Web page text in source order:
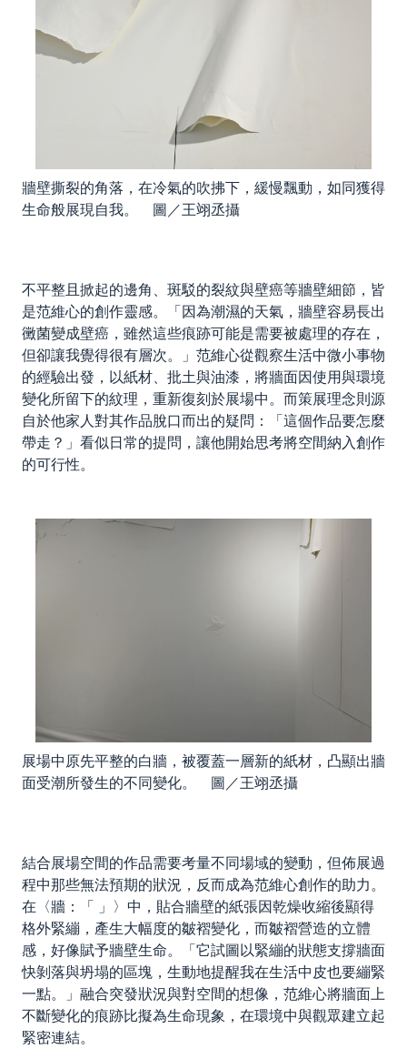
牆壁撕裂的角落，在冷氣的吹拂下，緩慢飄動，如同獲得
生命般展現自我。 圖／王翊丞攝
不平整且掀起的邊角、斑駁的裂紋與壁癌等牆壁細節，皆
是范維心的創作靈感。「因為潮濕的天氣，牆壁容易長出
黴菌變成壁癌，雖然這些痕跡可能是需要被處理的存在，
但卻讓我覺得很有層次。」范維心從觀察生活中微小事物
的經驗出發，以紙材、批土與油漆，將牆面因使用與環境
變化所留下的紋理，重新復刻於展場中。而策展理念則源
自於他家人對其作品脫口而出的疑問：「這個作品要怎麼
帶走？」看似日常的提問，讓他開始思考將空間納入創作
的可行性。
展場中原先平整的白牆，被覆蓋一層新的紙材，凸顯出牆
面受潮所發生的不同變化。 圖／王翊丞攝
結合展場空間的作品需要考量不同場域的變動，但佈展過
程中那些無法預期的狀況，反而成為范維心創作的助力。
在〈牆：「 」〉中，貼合牆壁的紙張因乾燥收縮後顯得
格外緊繃，產生大幅度的皺褶變化，而皺褶營造的立體
感，好像賦予牆壁生命。「它試圖以緊繃的狀態支撐牆面
快剝落與坍塌的區塊，生動地提醒我在生活中皮也要繃緊
一點。」融合突發狀況與對空間的想像，范維心將牆面上
不斷變化的痕跡比擬為生命現象，在環境中與觀眾建立起
緊密連結。